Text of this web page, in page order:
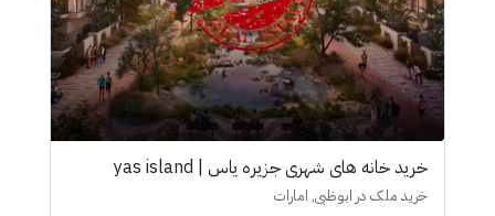
خرید خانه های شهری جزیره یاس | yas island
خرید ملک در ابوظبی, امارات